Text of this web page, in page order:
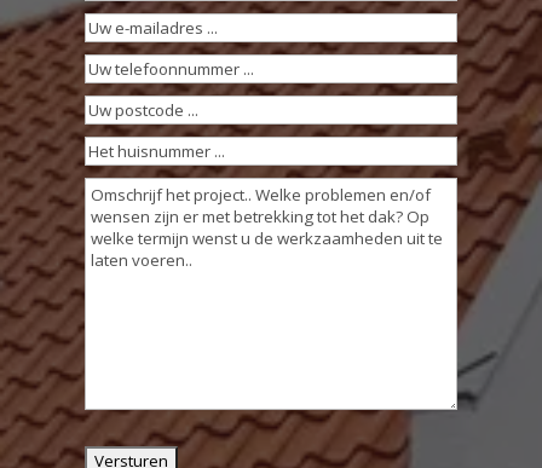
naam(Vereist)
Uw
e-
mailadres(Vereist)
Uw
telefoonnummer(Vereist)
Uw
postcode(Vereist)
Het
huisnummer
...
(Vereist)
Omschrijving
werkzaamheden(Vereist)